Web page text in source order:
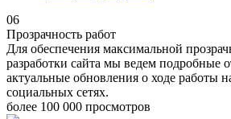
06
Прозрачность работ
Для обеспечения максимальной
разработки сайта мы ведем подробные
актуальные обновления о ходе работы
социальных сетях.
более 100 000 просмотров